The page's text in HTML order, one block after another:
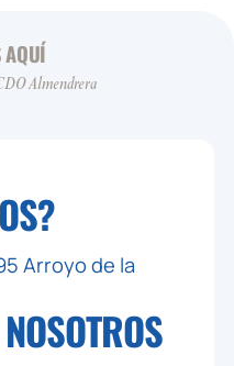
AQUÍ
Almendrera
Arroyo de la
NOSOTROS